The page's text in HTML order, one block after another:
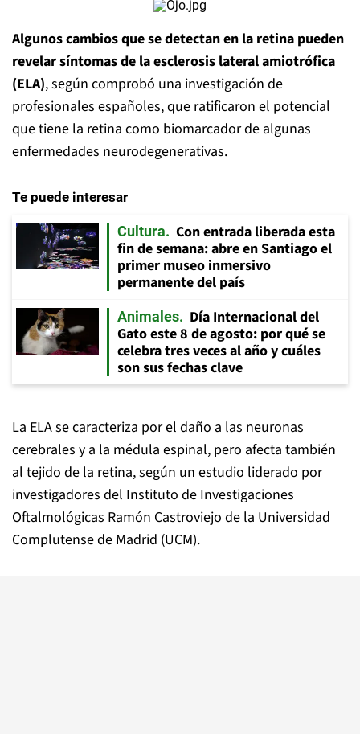
Algunos cambios que se detectan en la retina pueden
revelar síntomas de la esclerosis lateral amiotrófica
(ELA), según comprobó una investigación de
profesionales españoles, que ratificaron el potencial
que tiene la retina como biomarcador de algunas
enfermedades neurodegenerativas.
Te puede interesar
Cultura
Con entrada liberada esta
fin de semana: abre en Santiago el
primer museo inmersivo
permanente del país
Animales
Día Internacional del
Gato este 8 de agosto: por qué se
celebra tres veces al año y cuáles
son sus fechas clave
La ELA se caracteriza por el daño a las neuronas
cerebrales y a la médula espinal, pero afecta también
al tejido de la retina, según un estudio liderado por
investigadores del Instituto de Investigaciones
Oftalmológicas Ramón Castroviejo de la Universidad
Complutense de Madrid (UCM).